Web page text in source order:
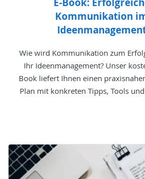
E-Book:
Kommunikation
Wie wird Kommunikation zum
Ihr Ideenmanagement? Unser
Book liefert Ihnen einen
Plan mit konkreten Tipps, Tools